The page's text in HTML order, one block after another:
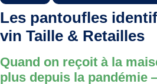
Les pantoufles
vin Taille & Retailles
Quand on reçoit à la
plus depuis la pandémie